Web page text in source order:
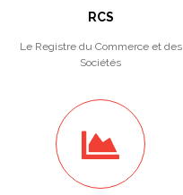
RCS
Le Registre du Commerce et des
Sociétés